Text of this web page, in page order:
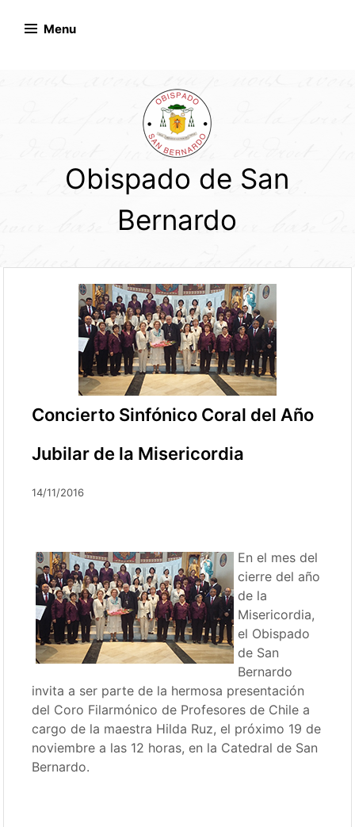
Menu
Obispado de San
Bernardo
Concierto Sinfónico Coral del Año
Jubilar de la Misericordia
14/11/2016
En el mes del
cierre del año
de la
Misericordia,
el Obispado
de San
Bernardo
invita a ser parte de la hermosa presentación
del Coro Filarmónico de Profesores de Chile a
cargo de la maestra Hilda Ruz, el próximo 19 de
noviembre a las 12 horas, en la Catedral de San
Bernardo.